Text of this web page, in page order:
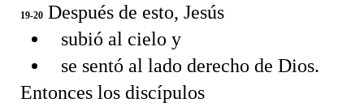
19-20 Después de esto, Jesús
subió al cielo y
se sentó al lado derecho de Dios.
Entonces los discípulos